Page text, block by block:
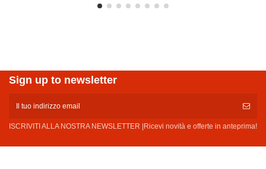
Sign up to newsletter
ISCRIVITI ALLA NOSTRA NEWSLETTER |Ricevi novità e offerte in anteprima!